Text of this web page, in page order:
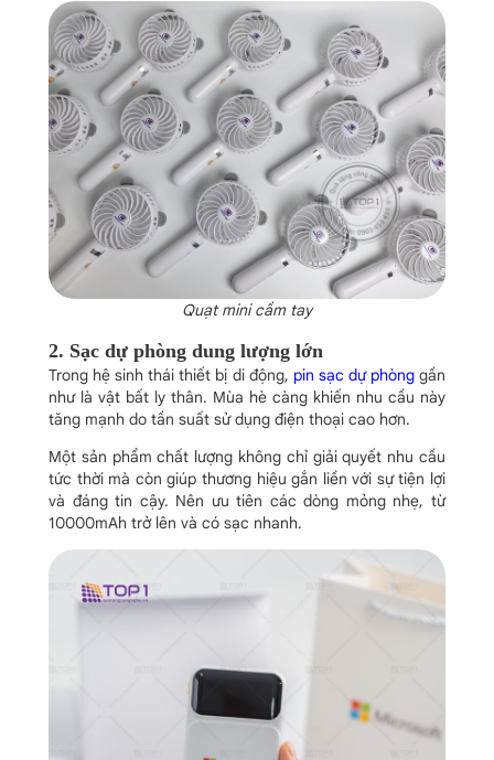
Quạt mini cầm tay
2. Sạc dự phòng dung lượng lớn
Trong hệ sinh thái thiết bị di động, pin sạc dự phònggần
như là vật bất ly thân. Mùa hè càng khiến nhu cầu này
tăng mạnh do tần suất sử dụng điện thoại cao hơn.
Một sản phẩm chất lượng không chỉ giải quyết nhu cầu
tức thời mà còn giúp thương hiệu gắn liền với sự tiện lợi
và đáng tin cậy. Nên ưu tiên các dòng mỏng nhẹ, từ
10000mAh trở lên và có sạc nhanh.